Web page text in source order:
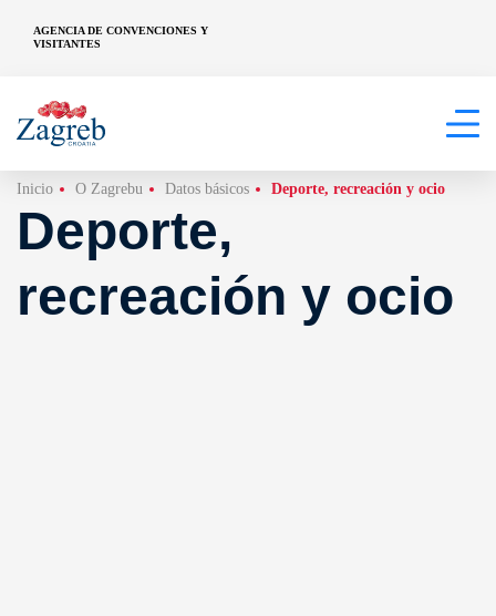
AGENCIA DE CONVENCIONES Y
VISITANTES
Inicio O Zagrebu Datos básicos Deporte, recreación y ocio
Deporte,
recreación y ocio